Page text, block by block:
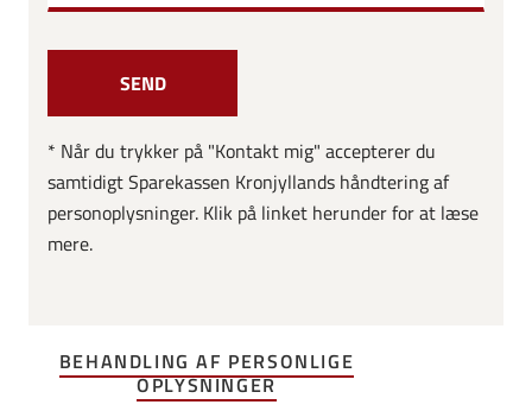
* Når du trykker på "Kontakt mig" accepterer du
samtidigt Sparekassen Kronjyllands håndtering af
personoplysninger. Klik på linket herunder for at læse
mere.
BEHANDLING AF PERSONLIGE
OPLYSNINGER